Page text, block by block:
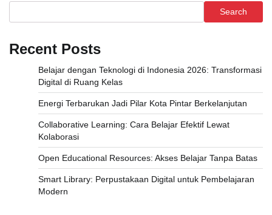
Search
Recent Posts
Belajar dengan Teknologi di Indonesia 2026: Transformasi
Digital di Ruang Kelas
Energi Terbarukan Jadi Pilar Kota Pintar Berkelanjutan
Collaborative Learning: Cara Belajar Efektif Lewat
Kolaborasi
Open Educational Resources: Akses Belajar Tanpa Batas
Smart Library: Perpustakaan Digital untuk Pembelajaran
Modern